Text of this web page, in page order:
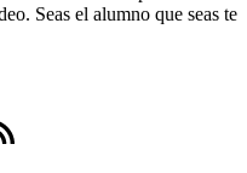
Seas el alumno que seas te
RSS